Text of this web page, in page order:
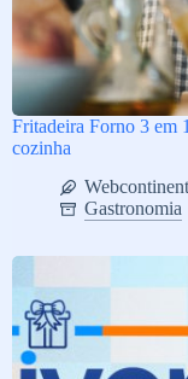
Fritadeira Forno 3 em
cozinha
Gastronomia